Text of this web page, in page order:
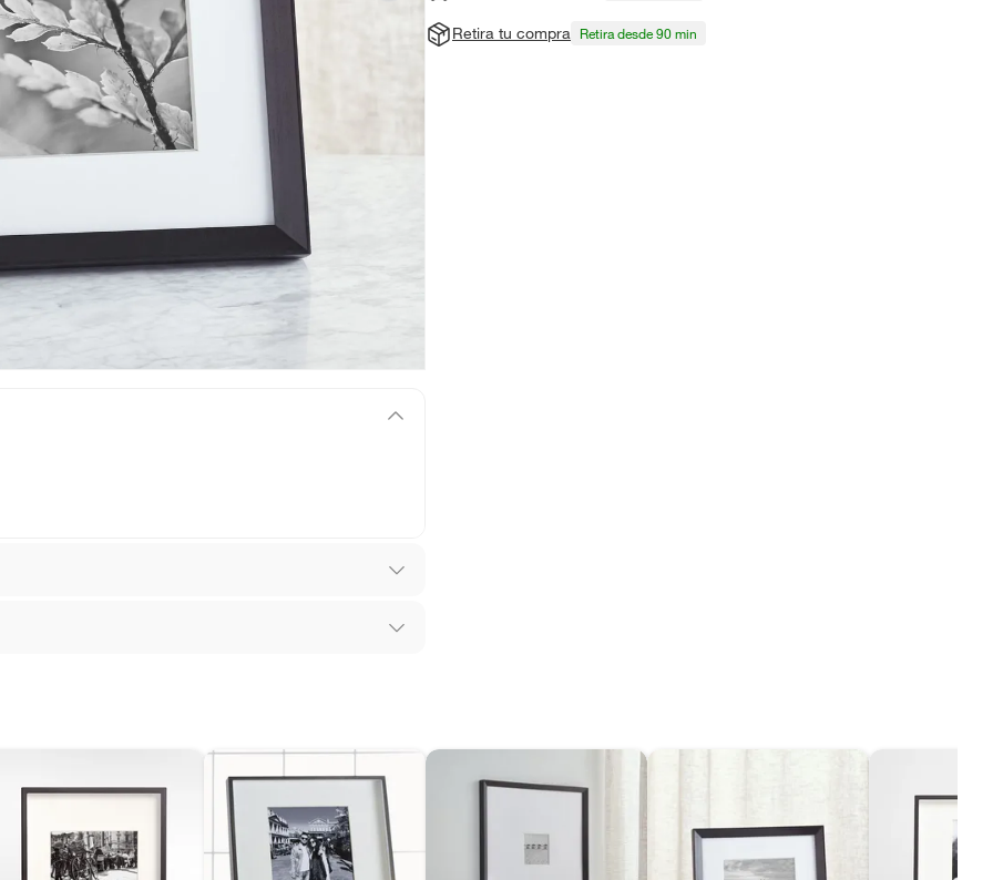
diferentes, otras con restricciones y algunas
productos para asfalto, hormigón, albañilería.
Retira tu compra Retira desde 90 min